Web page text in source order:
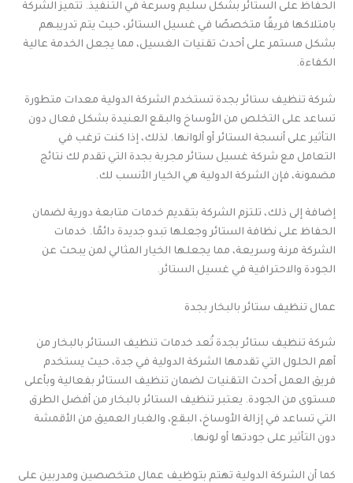
الحفاظ على الستائر بشكل سليم وسرعة في التنفيذ. تتميز الشركة
بامتلاكها فريقًا متخصصًا في غسيل الستائر، حيث يتم تدريبهم
بشكل مستمر على أحدث تقنيات الغسيل، مما يجعل الخدمة عالية
الكفاءة.
شركة تنظيف ستائر بجدة تستخدم الشركة الدولية معدات متطورة
تساعد على التخلص من الأوساخ والبقع العنيدة بشكل فعال دون
التأثير على أنسجة الستائر أو ألوانها. لذلك، إذا كنت ترغب في
التعامل مع شركة غسيل ستائر مجربة بجدة التي تقدم لك نتائج
مضمونة، فإن الشركة الدولية هي الخيار الأنسب لك.
إضافة إلى ذلك، تلتزم الشركة بتقديم خدمات متابعة دورية لضمان
الحفاظ على نظافة الستائر وجعلها تبدو جديدة دائمًا. خدمات
الشركة مرنة وسريعة، مما يجعلها الخيار المثالي لمن يبحث عن
الجودة والاحترافية في غسيل الستائر.
عمال تنظيف ستائر بالبخار بجدة
شركة تنظيف ستائر بجدة تُعد خدمات تنظيف الستائر بالبخار من
أهم الحلول التي تقدمها الشركة الدولية في جدة، حيث يستخدم
فريق العمل أحدث التقنيات لضمان تنظيف الستائر بفعالية وبأعلى
مستوى من الجودة. يعتبر تنظيف الستائر بالبخار من أفضل الطرق
التي تساعد في إزالة الأوساخ، البقع، والغبار العميق من الأقمشة
دون التأثير على جودتها أو لونها.
كما أن الشركة الدولية تهتم بتوظيف عمال متخصصين ومدربين على